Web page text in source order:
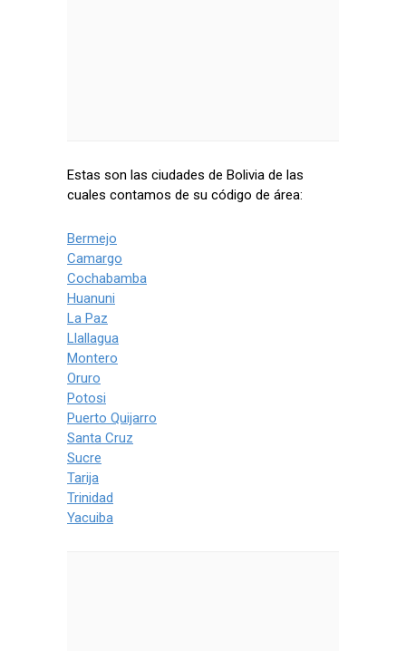
Estas son las ciudades de Bolivia de las
cuales contamos de su código de área:
Bermejo
Camargo
Cochabamba
Huanuni
La Paz
Llallagua
Montero
Oruro
Potosi
Puerto Quijarro
Santa Cruz
Sucre
Tarija
Trinidad
Yacuiba